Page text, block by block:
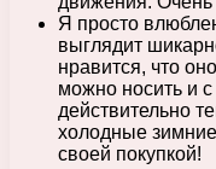
Я просто
выглядит
нравится, что
можно носить и
действительно
холодные
своей покупкой!